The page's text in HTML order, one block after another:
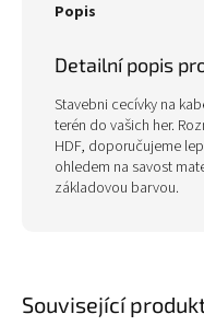
Související
Popis
Detailní popis
Stavebni cecívky na
terén do vašich her.
HDF, doporučujeme
ohledem na savost
základovou barvou.